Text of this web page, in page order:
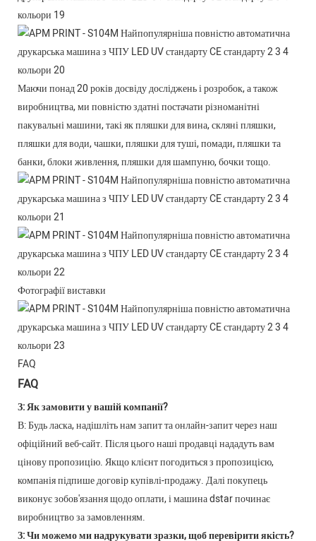
Маючи понад 20 років досвіду досліджень і розробок, а також
виробництва, ми повністю здатні постачати різноманітні
пакувальні машини, такі як пляшки для вина, скляні пляшки,
пляшки для води, чашки, пляшки для туші, помади, пляшки та
банки, блоки живлення, пляшки для шампуню, бочки тощо.
Фотографії виставки
FAQ
FAQ
З: Як замовити у вашій компанії?
В: Будь ласка, надішліть нам запит та онлайн-запит через наш
офіційний веб-сайт. Після цього наші продавці нададуть вам
цінову пропозицію. Якщо клієнт погодиться з пропозицією,
компанія підпише договір купівлі-продажу. Далі покупець
виконує зобов'язання щодо оплати, і машина dstar починає
виробництво за замовленням.
З: Чи можемо ми надрукувати зразки, щоб перевірити якість?